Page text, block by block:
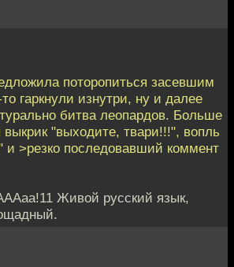
поторопиться засевшим
гаркнули изнутри, ну и далее
битва леопардов. Больше
выкрик "выходите, твари!!!", вопль
и >резко последовавший коммент
Живой русский язык,